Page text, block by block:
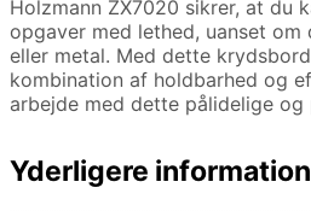
Holzmann ZX7020 sikrer, at du
opgaver med lethed, uanset
eller metal. Med dette
kombination af holdbarhed og
arbejde med dette pålidelige
Yderligere information